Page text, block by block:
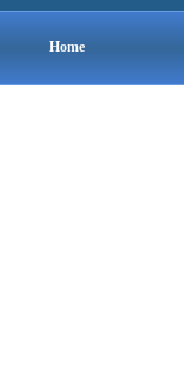
Home